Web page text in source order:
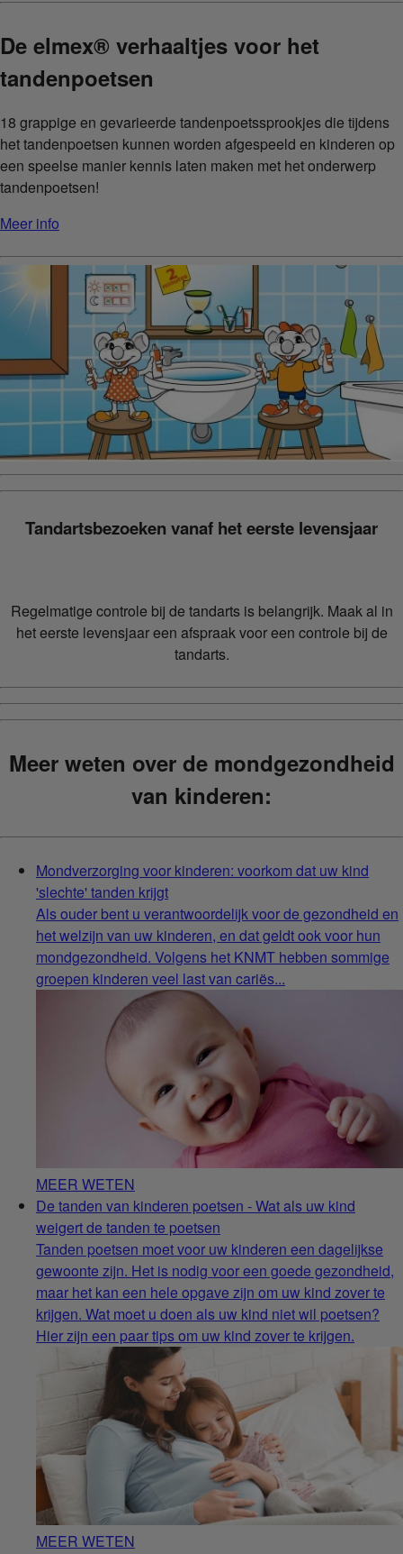
De elmex® verhaaltjes voor het
tandenpoetsen
18 grappige en gevarieerde tandenpoetssprookjes die tijdens
het tandenpoetsen kunnen worden afgespeeld en kinderen op
een speelse manier kennis laten maken met het onderwerp
tandenpoetsen!
Meer info
Tandartsbezoeken vanaf het eerste levensjaar
Regelmatige controle bij de tandarts is belangrijk. Maak al in
het eerste levensjaar een afspraak voor een controle bij de
tandarts.
Meer weten over de mondgezondheid
van kinderen:
Mondverzorging voor kinderen: voorkom dat uw kind
'slechte' tanden krijgt
Als ouder bent u verantwoordelijk voor de gezondheid en
het welzijn van uw kinderen, en dat geldt ook voor hun
mondgezondheid. Volgens het KNMT hebben sommige
groepen kinderen veel last van cariës...
MEER WETEN
De tanden van kinderen poetsen - Wat als uw kind
weigert de tanden te poetsen
Tanden poetsen moet voor uw kinderen een dagelijkse
gewoonte zijn. Het is nodig voor een goede gezondheid,
maar het kan een hele opgave zijn om uw kind zover te
krijgen. Wat moet u doen als uw kind niet wil poetsen?
Hier zijn een paar tips om uw kind zover te krijgen.
MEER WETEN